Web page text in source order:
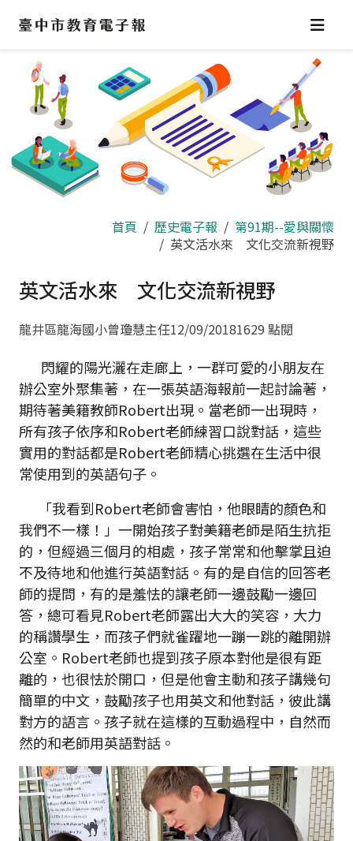
區
首頁 歷史電子報
第91期--愛與關懷
英文活水來 文化交流新視野
英文活水來 文化交流新視野
龍井區龍海國小曾瓊慧主任12/09/20181629 點閱
閃耀的陽光灑在走廊上，一群可愛的小朋友在
辦公室外聚集著，在一張英語海報前一起討論著，
期待著美籍教師Robert出現。當老師一出現時，
所有孩子依序和Robert老師練習口說對話，這些
實用的對話都是Robert老師精心挑選在生活中很
常使用到的英語句子。
「我看到Robert老師會害怕，他眼睛的顏色和
我們不一樣！」一開始孩子對美籍老師是陌生抗拒
的，但經過三個月的相處，孩子常常和他擊掌且迫
不及待地和他進行英語對話。有的是自信的回答老
師的提問，有的是羞怯的讓老師一邊鼓勵一邊回
答，總可看見Robert老師露出大大的笑容，大力
的稱讚學生，而孩子們就雀躍地一蹦一跳的離開辦
公室。Robert老師也提到孩子原本對他是很有距
離的，也很怯於開口，但是他會主動和孩子講幾句
簡單的中文，鼓勵孩子也用英文和他對話，彼此講
對方的語言。孩子就在這樣的互動過程中，自然而
然的和老師用英語對話。